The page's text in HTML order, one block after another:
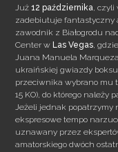
Już12 października ,
zadebiutuje fantastyczny
zawodnik z Białogrodu
Center wLas Vegas ,
Juana Manuela
ukraińskiej gwiazdy
przeciwnika wybrano mu
15 KO), do którego należy
Jeżeli jednak popatrzymy
ekspresowe tempo
uznawany przez
amatorskiego dwóch